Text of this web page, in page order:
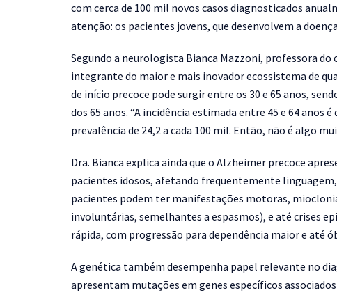
com cerca de 100 mil novos casos diagnosticados
atenção: os pacientes jovens, que desenvolvem a
Segundo a neurologista Bianca Mazzoni, professora
integrante do maior e mais inovador ecossistema de
de início precoce pode surgir entre os 30 e 65 anos,
dos 65 anos. “A incidência estimada entre 45 e 64 anos
prevalência de 24,2 a cada 100 mil. Então, não é algo
Dra. Bianca explica ainda que o Alzheimer precoce
pacientes idosos, afetando frequentemente
pacientes podem ter manifestações motoras,
involuntárias, semelhantes a espasmos), e até crises
rápida, com progressão para dependência maior e até
A genética também desempenha papel relevante no
apresentam mutações em genes específicos